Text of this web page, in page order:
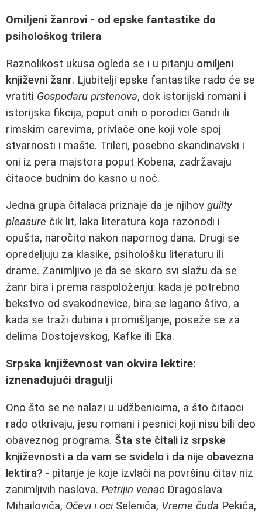
Omiljeni žanrovi - od epske fantastike do
psihološkog trilera
Raznolikost ukusa ogleda se i u pitanju omiljeni
književni žanr. Ljubitelji epske fantastike rado će se
vratiti Gospodaru prstenova, dok istorijski romani i
istorijska fikcija, poput onih o porodici Gandi ili
rimskim carevima, privlače one koji vole spoj
stvarnosti i mašte. Trileri, posebno skandinavski i
oni iz pera majstora poput Kobena, zadržavaju
čitaoce budnim do kasno u noć.
Jedna grupa čitalaca priznaje da je njihov guilty
pleasure čik lit, laka literatura koja razonodi i
opušta, naročito nakon napornog dana. Drugi se
opredeljuju za klasike, psihološku literaturu ili
drame. Zanimljivo je da se skoro svi slažu da se
žanr bira i prema raspoloženju: kada je potrebno
bekstvo od svakodnevice, bira se lagano štivo, a
kada se traži dubina i promišljanje, poseže se za
delima Dostojevskog, Kafke ili Eka.
Srpska književnost van okvira lektire:
iznenađujući dragulji
Ono što se ne nalazi u udžbenicima, a što čitaoci
rado otkrivaju, jesu romani i pesnici koji nisu bili deo
obaveznog programa. Šta ste čitali iz srpske
književnosti a da vam se svidelo i da nije obavezna
lektira? - pitanje je koje izvlači na površinu čitav niz
zanimljivih naslova. Petrijin venac Dragoslava
Mihailovića, Očevi i ociSelenića, Vreme čuda Pekića,